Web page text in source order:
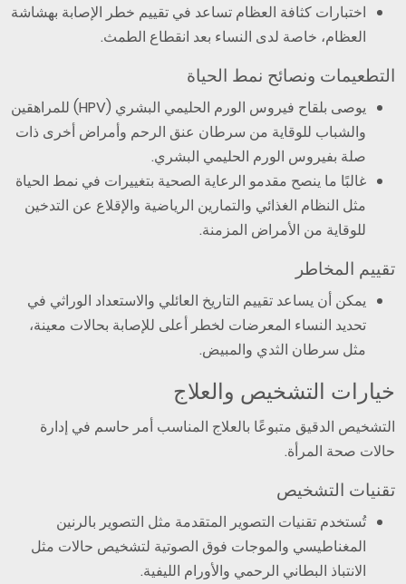
اختبارات كثافة العظام تساعد في تقييم خطر الإصابة بهشاشة
العظام، خاصة لدى النساء بعد انقطاع الطمث.
التطعيمات ونصائح نمط الحياة
يوصى بلقاح فيروس الورم الحليمي البشري (HPV) للمراهقين
والشباب للوقاية من سرطان عنق الرحم وأمراض أخرى ذات
صلة بفيروس الورم الحليمي البشري.
غالبًا ما ينصح مقدمو الرعاية الصحية بتغييرات في نمط الحياة
مثل النظام الغذائي والتمارين الرياضية والإقلاع عن التدخين
للوقاية من الأمراض المزمنة.
تقييم المخاطر
يمكن أن يساعد تقييم التاريخ العائلي والاستعداد الوراثي في
تحديد النساء المعرضات لخطر أعلى للإصابة بحالات معينة،
مثل سرطان الثدي والمبيض.
خيارات التشخيص والعلاج
التشخيص الدقيق متبوعًا بالعلاج المناسب أمر حاسم في إدارة
حالات صحة المرأة.
تقنيات التشخيص
تُستخدم تقنيات التصوير المتقدمة مثل التصوير بالرنين
المغناطيسي والموجات فوق الصوتية لتشخيص حالات مثل
الانتباذ البطاني الرحمي والأورام الليفية.